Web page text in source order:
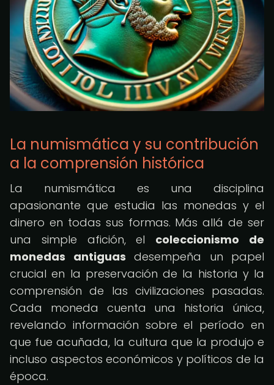
La numismática y su contribución
a la comprensión histórica
La numismática es una disciplina
apasionante que estudia las monedas y el
dinero en todas sus formas. Más allá de ser
una simple afición, el coleccionismo de
monedas antiguas desempeña un papel
crucial en la preservación de la historia y la
comprensión de las civilizaciones pasadas.
Cada moneda cuenta una historia única,
revelando información sobre el período en
que fue acuñada, la cultura que la produjo e
incluso aspectos económicos y políticos de la
época.